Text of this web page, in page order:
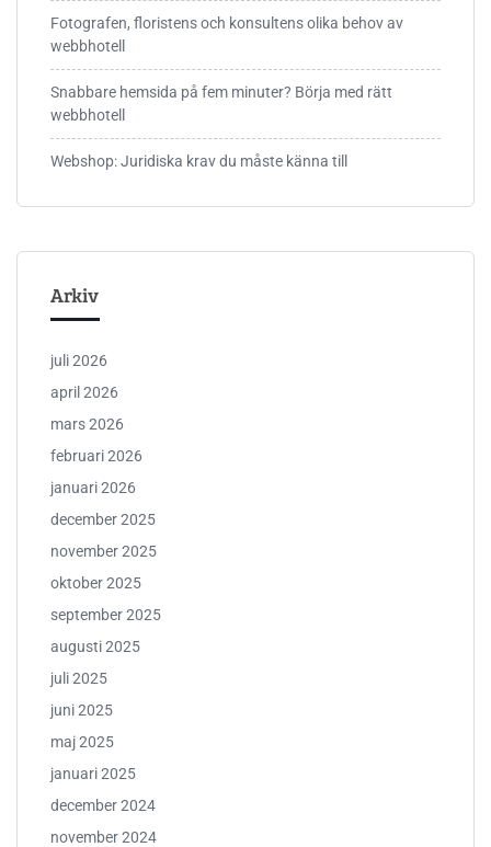
Fotografen, floristens och konsultens olika behov av
webbhotell
Snabbare hemsida på fem minuter? Börja med rätt
webbhotell
Webshop: Juridiska krav du måste känna till
Arkiv
juli 2026
april 2026
mars 2026
februari 2026
januari 2026
december 2025
november 2025
oktober 2025
september 2025
augusti 2025
juli 2025
juni 2025
maj 2025
januari 2025
december 2024
november 2024